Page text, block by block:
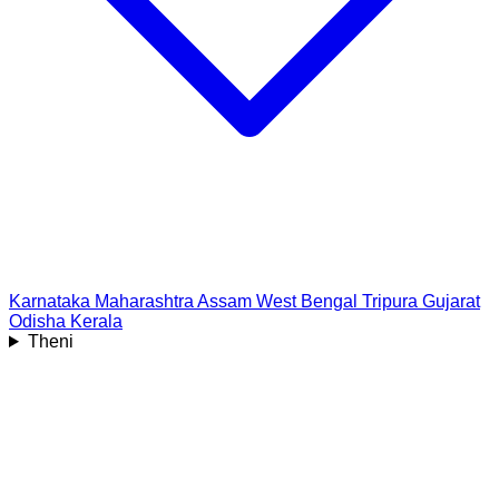
Karnataka Maharashtra Assam West Bengal Tripura Gujarat
Odisha Kerala
Theni